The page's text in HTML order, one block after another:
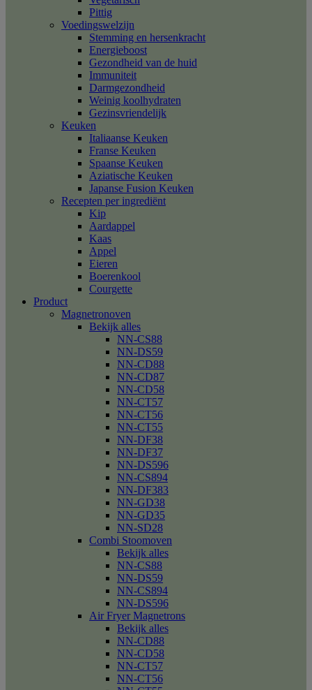
Pittig
Voedingswelzijn
Stemming en hersenkracht
Energieboost
Gezondheid van de huid
Immuniteit
Darmgezondheid
Weinig koolhydraten
Gezinsvriendelijk
Keuken
Italiaanse Keuken
Franse Keuken
Spaanse Keuken
Aziatische Keuken
Japanse Fusion Keuken
Recepten per ingrediënt
Kip
Aardappel
Kaas
Appel
Eieren
Boerenkool
Courgette
Product
Magnetronoven
Bekijk alles
NN-CS88
NN-DS59
NN-CD88
NN-CD87
NN-CD58
NN-CT57
NN-CT56
NN-CT55
NN-DF38
NN-DF37
NN-DS596
NN-CS894
NN-DF383
NN-GD38
NN-GD35
NN-SD28
Combi Stoomoven
Bekijk alles
NN-CS88
NN-DS59
NN-CS894
NN-DS596
Air Fryer Magnetrons
Bekijk alles
NN-CD88
NN-CD58
NN-CT57
NN-CT56